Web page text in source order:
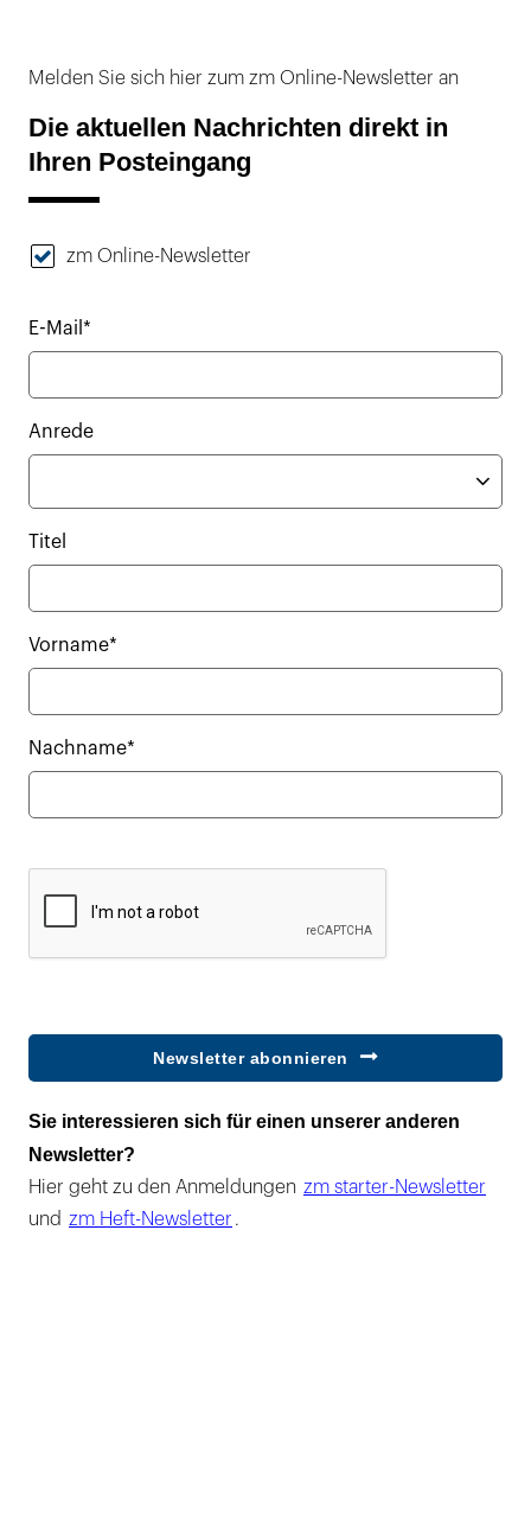
Melden Sie sich hier zum zm Online-Newsletter an
Die aktuellen Nachrichten direkt in
Ihren Posteingang
zm Online-Newsletter
E-Mail*
Anrede
Titel
Vorname*
Nachname*
Newsletter abonnieren
Sie interessieren sich für einen unserer anderen
Newsletter?
Hier geht zu den Anmeldungen zm starter-Newsletter
und zm Heft-Newsletter .